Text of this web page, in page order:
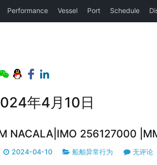
年4月10日
NACALA|IMO 256127000
2024-04-10 船舶异常行为 无评论